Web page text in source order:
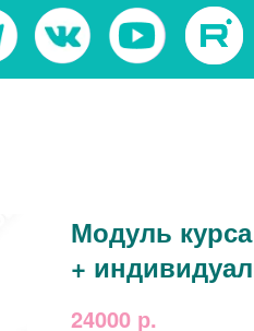
Модуль
+
24000 р.